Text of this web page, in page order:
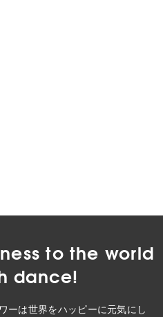
to the world
dance!
ーは世界をハッピーに元気にし